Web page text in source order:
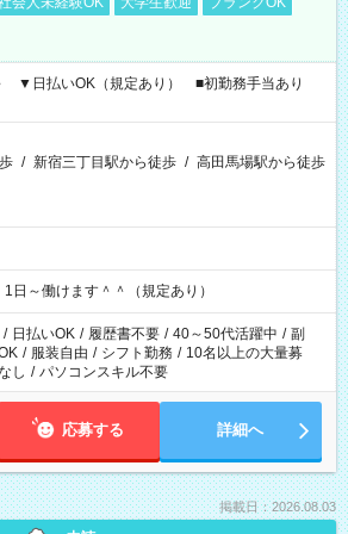
▼日払いOK（規定あり） ■初勤務手当あり
/ 新宿三丁目駅から徒歩 / 高田馬場駅から徒歩
～働けます＾＾（規定あり）
/ 日払いOK / 履歴書不要 / 40～50代活躍中 / 副
/ 服装自由 / シフト勤務 / 10名以上の大量募
し / パソコンスキル不要
応募する 詳細へ
掲載日：2026.08.03